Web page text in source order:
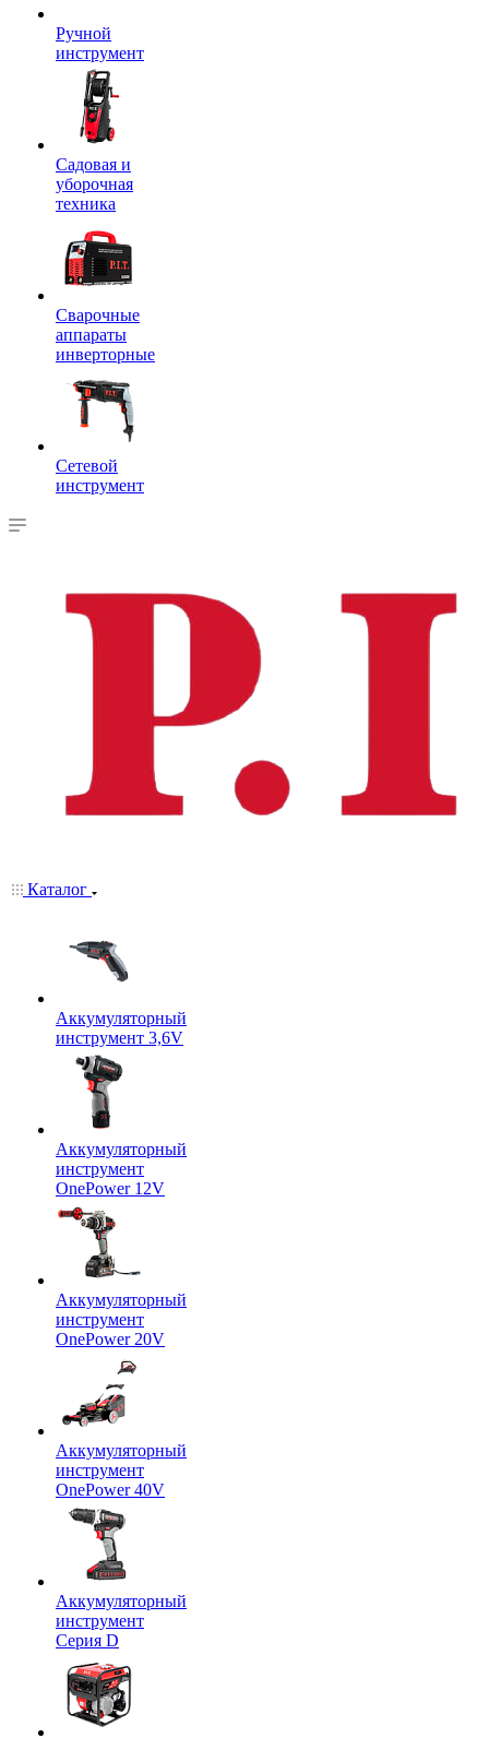
Ручной
инструмент
Садовая и
уборочная
техника
Сварочные
аппараты
инверторные
Сетевой
инструмент
Каталог
Аккумуляторный
инструмент 3,6V
Аккумуляторный
инструмент
OnePower 12V
Аккумуляторный
инструмент
OnePower 20V
Аккумуляторный
инструмент
OnePower 40V
Аккумуляторный
инструмент
Серия D